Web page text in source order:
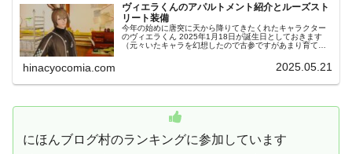
ヴィエラくんのアパルトメント紹介とルーズスト
リート装備
今年の始めに唐突に天から降りてきたくれたキャラクター
のヴィエラくん 2025年1月18日が誕生日としておきます
（元々いたキャラを幻想したので古参ですがあまり育てて
hinacyocomia.com 2025.05.21
にほんブログ村のランキングに参加しています